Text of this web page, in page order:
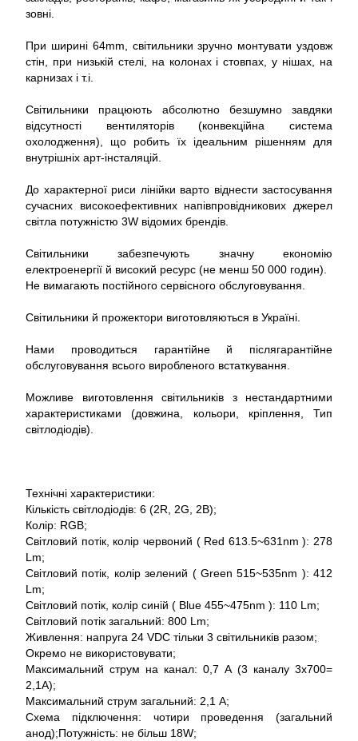
зовні.
При ширині 64mm, світильники зручно монтувати уздовж
стін, при низькій стелі, на колонах і стовпах, у нішах, на
карнизах і т.і.
Світильники працюють абсолютно безшумно завдяки
відсутності вентиляторів (конвекційна система
охолодження), що робить їх ідеальним рішенням для
внутрішніх арт-інсталяцій.
До характерної риси лінійки варто віднести застосування
сучасних високоефективних напівпровідникових джерел
світла потужністю 3W відомих брендів.
Світильники забезпечують значну економію
електроенергії й високий ресурс (не менш 50 000 годин).
Не вимагають постійного сервісного обслуговування.
Світильники й прожектори виготовляються в Україні.
Нами проводиться гарантійне й післягарантійне
обслуговування всього виробленого встаткування.
Можливе виготовлення світильників з нестандартними
характеристиками (довжина, кольори, кріплення, Тип
світлодіодів).
Технічні характеристики:
Кількість світлодіодів: 6 (2R, 2G, 2B);
Колір: RGB;
Світловий потік, колір червоний ( Red 613.5~631nm ): 278
Lm;
Світловий потік, колір зелений ( Green 515~535nm ): 412
Lm;
Світловий потік, колір синій ( Blue 455~475nm ): 110 Lm;
Світловий потік загальний: 800 Lm;
Живлення: напруга 24 VDC тільки 3 світильників разом;
Окремо не використовувати;
Максимальний струм на канал: 0,7 А (3 каналу 3x700=
2,1A);
Максимальний струм загальний: 2,1 А;
Схема підключення: чотири проведення (загальний
анод);Потужність: не більш 18W;